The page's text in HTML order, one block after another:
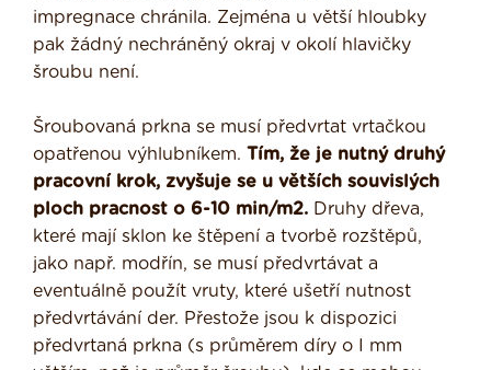
impregnace chránila. Zejména u větší hloubky
pak žádný nechráněný okraj v okolí hlavičky
šroubu není.
Šroubovaná prkna se musí předvrtat vrtačkou
opatřenou výhlubníkem. Tím, že je nutný druhý
pracovní krok, zvyšuje se u větších souvislých
ploch pracnost o 6-10 min/m2. Druhy dřeva,
které mají sklon ke štěpení a tvorbě rozštěpů,
jako např. modřín, se musí předvrtávat a
eventuálně použít vruty, které ušetří nutnost
předvrtávání der. Přestože jsou k dispozici
předvrtaná prkna (s průměrem díry o I mm